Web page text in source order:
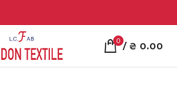
0 / ₴ 0.00